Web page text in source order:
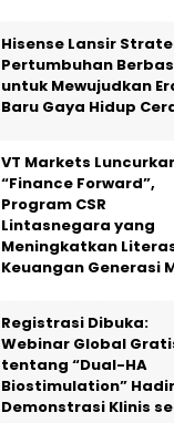
Hisense Lansir
Pertumbuhan
untuk Mewujudkan
Baru Gaya Hidup
VT Markets
“Finance Forward”,
Program CSR
Lintasnegara yang
Meningkatkan
Keuangan Generasi
Registrasi Dibuka:
Webinar Global
tentang “Dual-HA
Biostimulation”
Demonstrasi Klinis